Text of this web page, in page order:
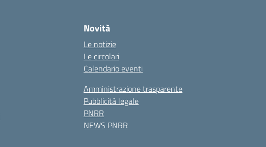
Novità
Le notizie
Le circolari
Calendario eventi
Amministrazione trasparente
Pubblicità legale
PNRR
NEWS PNRR